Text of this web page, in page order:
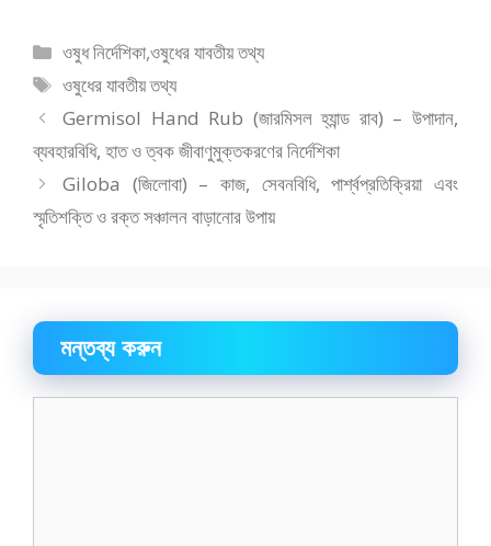
বিভাগ
সমূহ
ওষুধ নির্দেশিকা,ওষুধের যাবতীয় তথ্য
ট্যাগ
সমূহ
ওষুধের যাবতীয় তথ্য
Germisol Hand Rub (জারমিসল হ্যান্ড রাব) – উপাদান,
ব্যবহারবিধি, হাত ও ত্বক জীবাণুমুক্তকরণের নির্দেশিকা
Giloba (জিলোবা) – কাজ, সেবনবিধি, পার্শ্বপ্রতিক্রিয়া এবং
স্মৃতিশক্তি ও রক্ত সঞ্চালন বাড়ানোর উপায়
মন্তব্য করুন